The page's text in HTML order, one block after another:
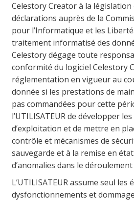
Celestory Creator à la
déclarations auprès de la
pour l’Informatique et les
traitement informatisé des
Celestory dégage toute
conformité du logiciel Celestory
réglementation en vigueur au
donnée si les prestations de
pas commandées pour cette
l’UTILISATEUR de développer
d’exploitation et de mettre en
contrôle et mécanismes de
sauvegarde et à la remise en
d’anomalies dans le
L’UTILISATEUR assume seul les
dysfonctionnements et